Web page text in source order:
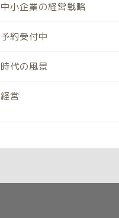
中小企業の経営戦略
予約受付中
時代の風景
経営